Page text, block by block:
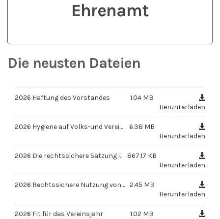
Ehrenamt
Die neusten Dateien
2026 Haftung des Vorstandes
1.04 MB
Herunterladen
2026 Hygiene auf Volks-und Vereinsfesten
6.38 MB
Herunterladen
2026 Die rechtssichere Satzung im Verein 867.17 KB
Herunterladen
2026 Rechtssichere Nutzung von Bildern 2.45 MB
Herunterladen
2026 Fit für das Vereinsjahr 1.02 MB